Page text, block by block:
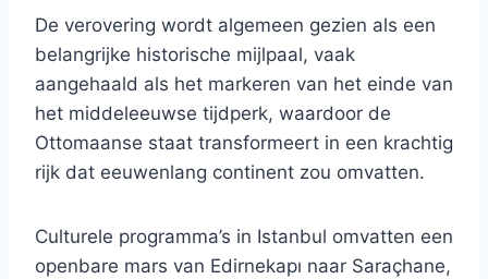
De verovering wordt algemeen gezien als een
belangrijke historische mijlpaal, vaak
aangehaald als het markeren van het einde van
het middeleeuwse tijdperk, waardoor de
Ottomaanse staat transformeert in een krachtig
rijk dat eeuwenlang continent zou omvatten.
Culturele programma’s in Istanbul omvatten een
openbare mars van Edirnekapı naar Saraçhane,